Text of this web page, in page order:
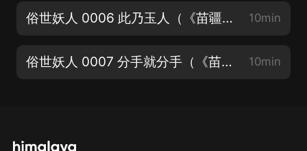
俗世妖人 0006 此乃玉人（《苗疆蠱事》第二部已上線！歡迎收聽~） 10min
俗世妖人 0007 分手就分手（《苗疆蠱事》第二部已上線！歡迎收聽~） 10min